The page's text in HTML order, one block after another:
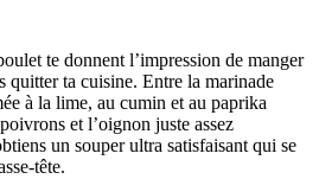
te donnent l’impression de manger
quitter ta cuisine. Entre la marinade
à la lime, au cumin et au paprika
et l’oignon juste assez
un souper ultra satisfaisant qui se
tête.